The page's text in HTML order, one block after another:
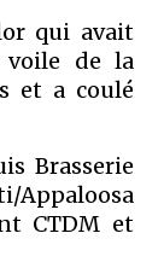
qui avait
voile de la
et a coulé
Brasserie
Appaloosa
CTDM et